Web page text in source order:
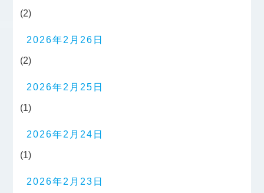
(2)
2026年2月26日
(2)
2026年2月25日
(1)
2026年2月24日
(1)
2026年2月23日